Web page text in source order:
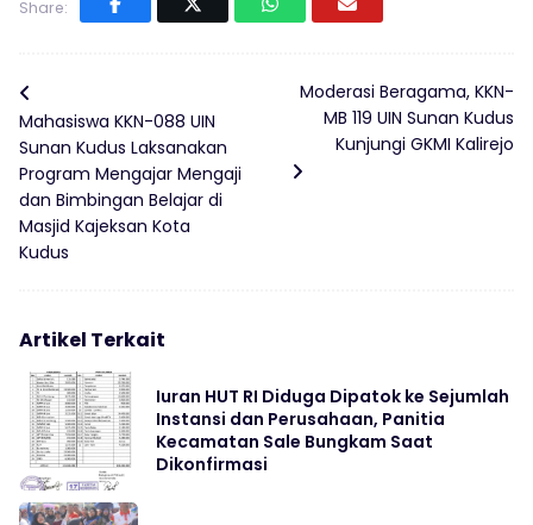
Share:
Mahasiswa KKN-088 UIN
Sunan Kudus Laksanakan
Program Mengajar Mengaji
dan Bimbingan Belajar di
Masjid Kajeksan Kota
Kudus
Moderasi Beragama, KKN-
MB 119 UIN Sunan Kudus
Kunjungi GKMI Kalirejo
Artikel Terkait
Iuran HUT RI Diduga Dipatok ke Sejumlah
Instansi dan Perusahaan, Panitia
Kecamatan Sale Bungkam Saat
Dikonfirmasi